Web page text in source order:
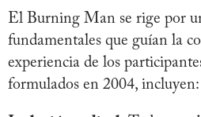
El Burning Man se rige por
fundamentales que guían la
experiencia de los
formulados en 2004, incluyen: